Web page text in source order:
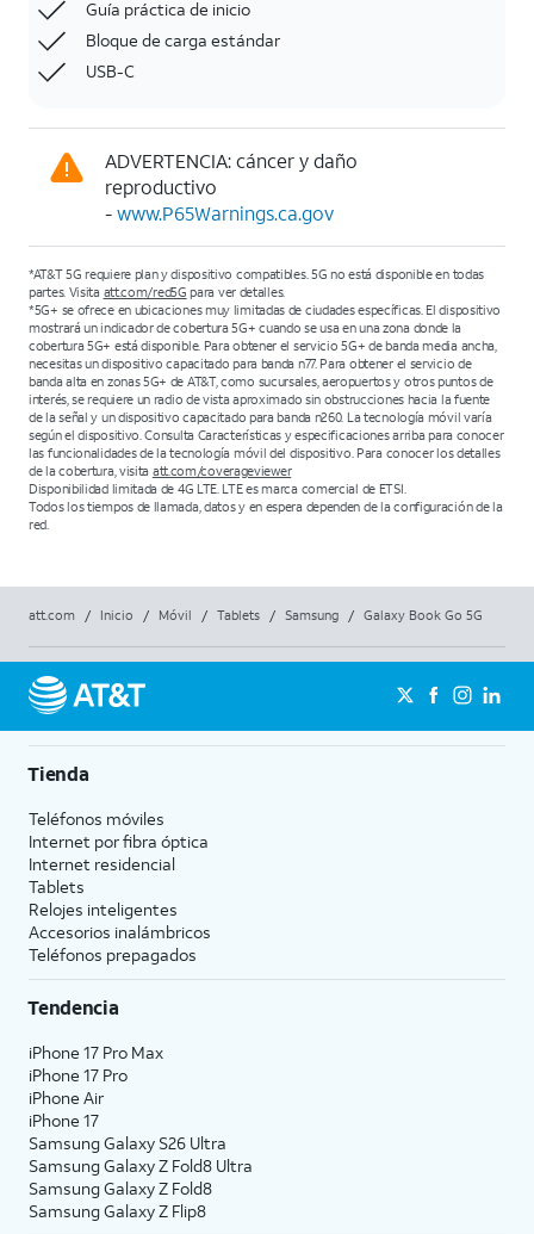
Guía práctica de inicio
Bloque de carga estándar
USB-C
ADVERTENCIA: cáncer y daño
reproductivo
-www.P65Warnings.ca.gov
*AT&T 5G requiere plan y dispositivo compatibles. 5G no está disponible en todas
partes. Visita att.com/red5G para ver detalles.
*5G+ se ofrece en ubicaciones muy limitadas de ciudades específicas. El dispositivo
mostrará un indicador de cobertura 5G+ cuando se usa en una zona donde la
cobertura 5G+ está disponible. Para obtener el servicio 5G+ de banda media ancha,
necesitas un dispositivo capacitado para banda n77. Para obtener el servicio de
banda alta en zonas 5G+ de AT&T, como sucursales, aeropuertos y otros puntos de
interés, se requiere un radio de vista aproximado sin obstrucciones hacia la fuente
de la señal y un dispositivo capacitado para banda n260. La tecnología móvil varía
según el dispositivo. Consulta Características y especificaciones arriba para conocer
las funcionalidades de la tecnología móvil del dispositivo. Para conocer los detalles
de la cobertura, visita att.com/coverageviewer
Disponibilidad limitada de 4G LTE. LTE es marca comercial de ETSI.
Todos los tiempos de llamada, datos y en espera dependen de la configuración de la
red.
att.com / Inicio / Móvil / Tablets / Samsung / Galaxy Book Go 5G
Tienda
Teléfonos móviles
Internet por fibra óptica
Internet residencial
Tablets
Relojes inteligentes
Accesorios inalámbricos
Teléfonos prepagados
Tendencia
iPhone 17 Pro Max
iPhone 17 Pro
iPhone Air
iPhone 17
Samsung Galaxy S26 Ultra
Samsung Galaxy Z Fold8 Ultra
Samsung Galaxy Z Fold8
Samsung Galaxy Z Flip8